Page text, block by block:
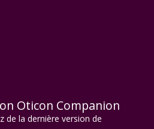
Oticon Companion
de la dernière version de